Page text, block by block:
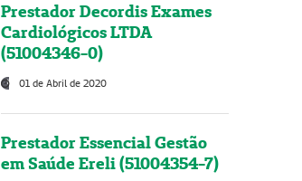
Prestador Decordis Exames
Cardiológicos LTDA
(51004346-0)
01 de Abril de 2020
Prestador Essencial Gestão
em Saúde Ereli (51004354-7)